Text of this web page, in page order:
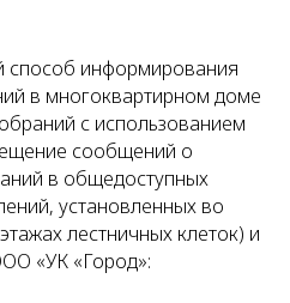
способ информирования
в многоквартирном доме
с использованием
сообщений о
в общедоступных
установленных во
лестничных клеток) и
«УК «Город»: